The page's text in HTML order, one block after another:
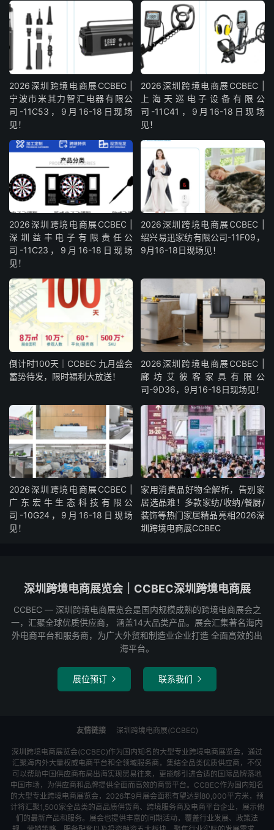
2026深圳跨境电商展CCBEC |
宁波市米其力智汇电器有限公
司-11C53，9月16-18日现场
见！
2026深圳跨境电商展CCBEC |
上海天巡电子设备有限公
司-11C41，9月16-18日现场
见！
2026深圳跨境电商展CCBEC |
深圳益丰电子有限责任公
司-11C23，9月16-18日现场
见！
2026深圳跨境电商展CCBEC |
绍兴易迅家纺有限公司-11F09，
9月16-18日现场见！
倒计时100天｜CCBEC 九月盛会
蓄势待发，限时福利大放送！
2026深圳跨境电商展CCBEC |
廊坊艾彼客家具有限公
司-9D36，9月16-18日现场见！
2026深圳跨境电商展CCBEC |
广东宏牛生态科技有限公
司-10G24，9月16-18日现场
见！
家用消费品好物全解析，告别家
居选品难！多款家纺/收纳/餐厨/
装饰等热门家居精品亮相2026深
圳跨境电商展CCBEC
深圳跨境电商展览会｜CCBEC深圳跨境电商展
CCBEC ― 深圳跨境电商展览会是国内规模成熟的跨境电商展会之
一，汇聚全球优质供应商， 涵盖14大品类产品。展会汇集著名海内
外电商平台和服务商，为广大外贸和制造业企业打造 全面高效的出
海平台。
展位预订  联系我们 
友情链接 深圳跨境电商展(CCBEC)
深圳跨境电商展览会(CCBEC)作为国内知名的大型专业跨境电商展览会，通过
汇聚海内外大量权威电商平台和全领域服务商，集结全品类优质供应商，不仅
可以帮助中国供应商布局出海实现贸易往来，更能够引进合适的国际品牌落地
中国市场，为供应商和品牌提供全面而高效的商贸平台。CCBEC作为国内知名
的大型专业跨境电商展览会，2026年9月展会面积有望达到80,000平方米，预
计将汇聚1,500家全品类的高品质供货商、跨境服务商及电商平台企业，展示他
们的最新产品和服务。展会也提供丰富的同期活动，覆盖行业发展、政策法